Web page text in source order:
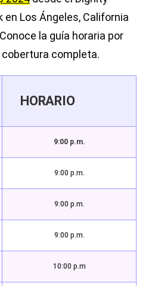
en Los Ángeles, California
la guía horaria por
completa.
HORARIO
9:00 p.m.
9:00 p.m.
9:00 p.m.
9:00 p.m.
10:00 p.m